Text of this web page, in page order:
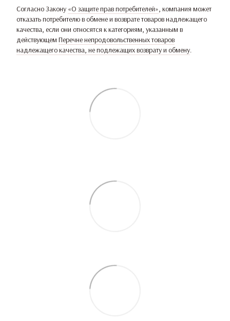
Согласно Закону «О защите прав потребителей», компания может
отказать потребителю в обмене и возврате товаров надлежащего
качества, если они относятся к категориям, указанным в
действующем Перечне непродовольственных товаров
надлежащего качества, не подлежащих возврату и обмену.